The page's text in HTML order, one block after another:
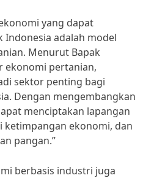
yang dapat
adalah model
Menurut Bapak
ekonomi pertanian,
sektor penting bagi
Dengan mengembangkan
menciptakan lapangan
ekonomi, dan
pangan.”
berbasis industri juga